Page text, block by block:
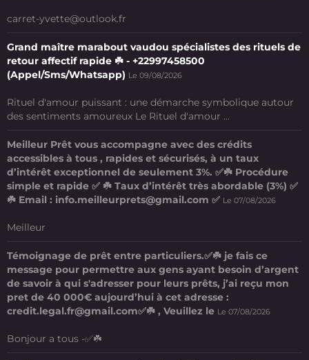
carret-yvette@outlook.fr
Grand maître marabout vaudou spécialistes des rituels de
retour affectif rapide ☘️ - +22997458500
(Appel/Sms/Whatsapp) Le 09/08/2026
Rituel d'amour puissant : une démarche symbolique autour
des sentiments amoureux Le Rituel d'amour ...
Meilleur Prêt vous accompagne avec des crédits
accessibles à tous , rapides et sécurisés, à un taux
d’intérêt exceptionnel de seulement 3%. ✅☘️ Procédure
simple et rapide ✅ ☘️ Taux d’intérêt très abordable (3%) ✅
☘️ Email : info.meilleurprets@gmail.com ✅ Le 07/08/2026
Meilleur
Témoignage de prêt entre particuliers.✅☘️ je fais ce
message pour permettre aux gens ayant besoin d’argent
de savoir à qui s'adresser pour leurs prêts, j’ai reçu mon
pret de 40 000€ aujourd’hui à cet adresse :
credit.legal.fr@gmail.com✅☘️ , Veuillez le Le 07/08/2026
Bonjour a tous -✅☘️